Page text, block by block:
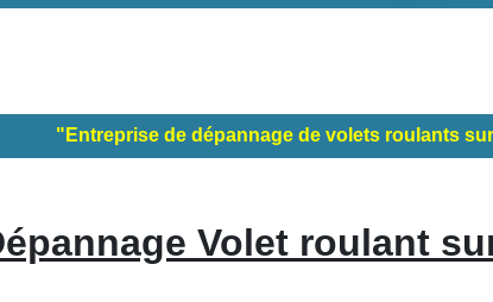
"Entreprise de dépannage de volets roulants
Volet roulant